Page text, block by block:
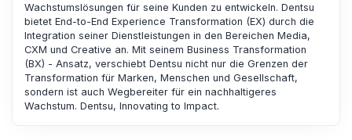
Wachstumslösungen für seine Kunden zu entwickeln. Dentsu
bietet End-to-End Experience Transformation (EX) durch die
Integration seiner Dienstleistungen in den Bereichen Media,
CXM und Creative an. Mit seinem Business Transformation
(BX) - Ansatz, verschiebt Dentsu nicht nur die Grenzen der
Transformation für Marken, Menschen und Gesellschaft,
sondern ist auch Wegbereiter für ein nachhaltigeres
Wachstum. Dentsu, Innovating to Impact.